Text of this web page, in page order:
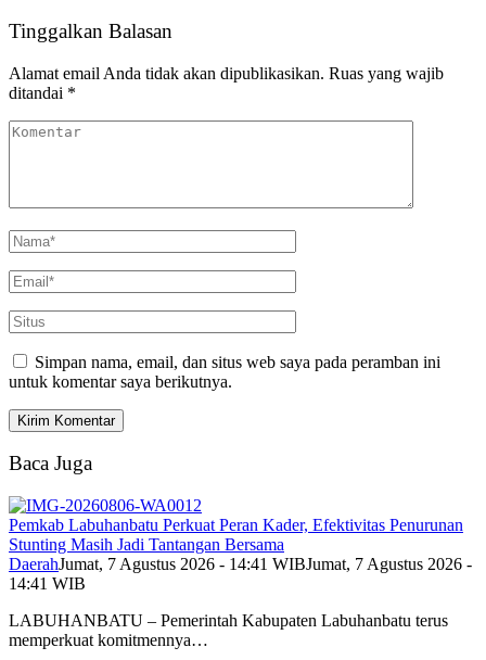
Tinggalkan Balasan
Alamat email Anda tidak akan dipublikasikan. Ruas yang wajib
ditandai *
Simpan nama, email, dan situs web saya pada peramban ini
untuk komentar saya berikutnya.
Baca Juga
Pemkab Labuhanbatu Perkuat Peran Kader, Efektivitas Penurunan
Stunting Masih Jadi Tantangan Bersama
DaerahJumat, 7 Agustus 2026 - 14:41 WIBJumat, 7 Agustus 2026 -
14:41 WIB
LABUHANBATU – Pemerintah Kabupaten Labuhanbatu terus
memperkuat komitmennya…